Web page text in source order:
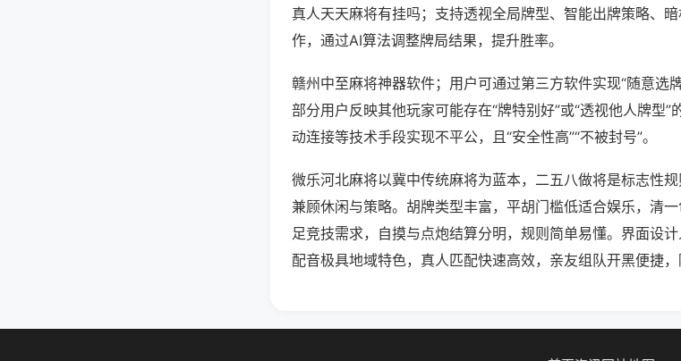
真人天天麻将有挂吗；支持透视全局牌型、智能出牌策略、
作，通过AI算法调整牌局结果，提升胜率。
赣州中至麻将神器软件；用户可通过第三方软件实现“随意选牌
部分用户反映其他玩家可能存在“牌特别好”或“透视他人牌型
动连接等技术手段实现不平公，且“安全性高”“不被封号”。
微乐河北麻将以冀中传统麻将为蓝本，二五八做将是标志性
兼顾休闲与策略。胡牌类型丰富，平胡门槛低适合娱乐，清
足竞技需求，自摸与点炮结算分明，规则简单易懂。界面设
配音极具地域特色，真人匹配快速高效，亲友组队开黑便捷，